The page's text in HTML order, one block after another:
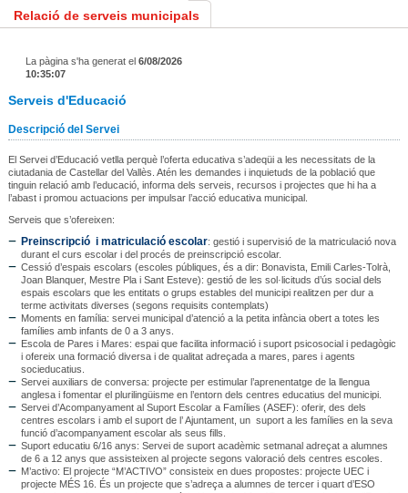
Relació de serveis municipals
La pàgina s'ha generat el 6/08/2026
10:35:07
Serveis d'Educació
Descripció del Servei
El Servei d’Educació vetlla perquè l’oferta educativa s’adeqüi a les necessitats de la
ciutadania de Castellar del Vallès. Atén les demandes i inquietuds de la població que
tinguin relació amb l’educació, informa dels serveis, recursos i projectes que hi ha a
l’abast i promou actuacions per impulsar l’acció educativa municipal.
Serveis que s’ofereixen:
Preinscripció i matriculació escolar: gestió i supervisió de la matriculació nova
durant el curs escolar i del procés de preinscripció escolar.
Cessió d’espais escolars (escoles públiques, és a dir: Bonavista, Emili Carles-Tolrà,
Joan Blanquer, Mestre Pla i Sant Esteve): gestió de les sol·licituds d’ús social dels
espais escolars que les entitats o grups estables del municipi realitzen per dur a
terme activitats diverses (segons requisits contemplats)
Moments en família: servei municipal d’atenció a la petita infància obert a totes les
famílies amb infants de 0 a 3 anys.
Escola de Pares i Mares: espai que facilita informació i suport psicosocial i pedagògic
i ofereix una formació diversa i de qualitat adreçada a mares, pares i agents
socieducatius.
Servei auxiliars de conversa: projecte per estimular l’aprenentatge de la llengua
anglesa i fomentar el plurilingüisme en l’entorn dels centres educatius del municipi.
Servei d’Acompanyament al Suport Escolar a Famílies (ASEF): oferir, des dels
centres escolars i amb el suport de l’ Ajuntament, un suport a les famílies en la seva
funció d’acompanyament escolar als seus fills.
Suport educatiu 6/16 anys: Servei de suport acadèmic setmanal adreçat a alumnes
de 6 a 12 anys que assisteixen al projecte segons valoració dels centres escoles.
M’activo: El projecte “M’ACTIVO” consisteix en dues propostes: projecte UEC i
projecte MÉS 16. És un projecte que s’adreça a alumnes de tercer i quart d’ESO